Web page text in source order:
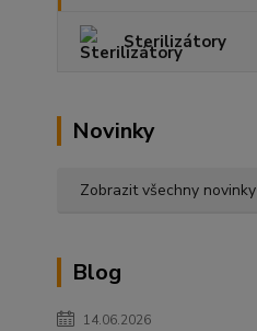
Sterilizátory
Novinky
Zobrazit všechny novinky
Blog
14.06.2026